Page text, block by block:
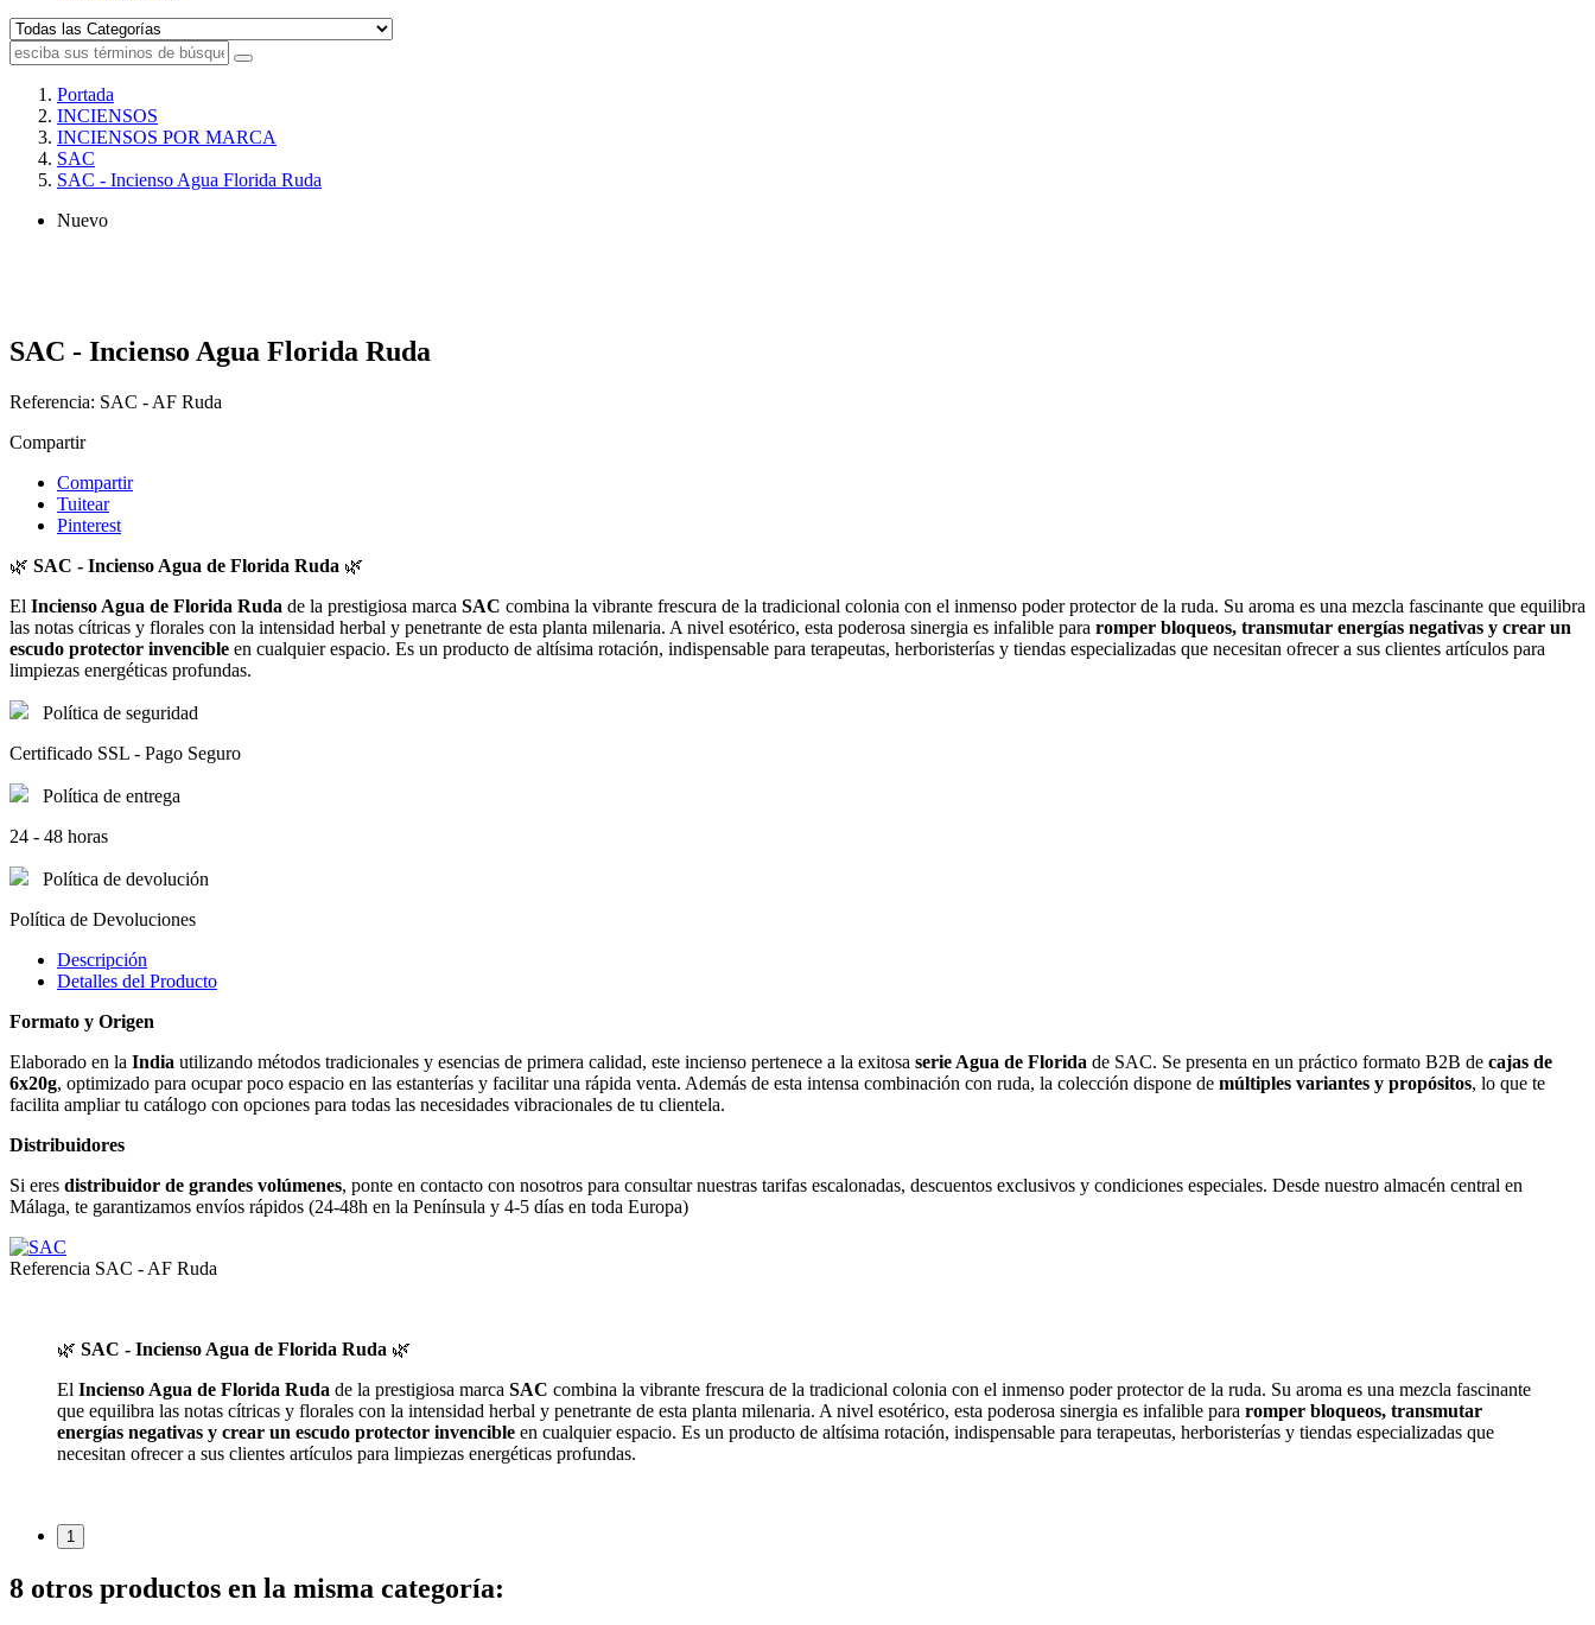
Portada
INCIENSOS
INCIENSOS POR MARCA
SAC
SAC - Incienso Agua Florida Ruda
Nuevo
SAC - Incienso Agua Florida Ruda
Referencia: SAC - AF Ruda
Compartir
Compartir
Tuitear
Pinterest
🌿 SAC - Incienso Agua de Florida Ruda 🌿
El Incienso Agua de Florida Ruda de la prestigiosa marca SAC combina la vibrante frescura de la tradicional colonia con el inmenso poder protector de la ruda. Su aroma es una mezcla fascinante que equilibra
las notas cítricas y florales con la intensidad herbal y penetrante de esta planta milenaria. A nivel esotérico, esta poderosa sinergia es infalible para romper bloqueos, transmutar energías negativas y crear un
escudo protector invencible en cualquier espacio. Es un producto de altísima rotación, indispensable para terapeutas, herboristerías y tiendas especializadas que necesitan ofrecer a sus clientes artículos para
limpiezas energéticas profundas.
Política de seguridad
Certificado SSL - Pago Seguro
Política de entrega
24 - 48 horas
Política de devolución
Política de Devoluciones
Descripción
Detalles del Producto
Formato y Origen
Elaborado en la India utilizando métodos tradicionales y esencias de primera calidad, este incienso pertenece a la exitosa serie Agua de Florida de SAC. Se presenta en un práctico formato B2B de cajas de
6x20g, optimizado para ocupar poco espacio en las estanterías y facilitar una rápida venta. Además de esta intensa combinación con ruda, la colección dispone de múltiples variantes y propósitos, lo que te
facilita ampliar tu catálogo con opciones para todas las necesidades vibracionales de tu clientela.
Distribuidores
Si eres distribuidor de grandes volúmenes, ponte en contacto con nosotros para consultar nuestras tarifas escalonadas, descuentos exclusivos y condiciones especiales. Desde nuestro almacén central en
Málaga, te garantizamos envíos rápidos (24-48h en la Península y 4-5 días en toda Europa)
Referencia SAC - AF Ruda
🌿 SAC - Incienso Agua de Florida Ruda 🌿
El Incienso Agua de Florida Ruda de la prestigiosa marca SAC combina la vibrante frescura de la tradicional colonia con el inmenso poder protector de la ruda. Su aroma es una mezcla fascinante
que equilibra las notas cítricas y florales con la intensidad herbal y penetrante de esta planta milenaria. A nivel esotérico, esta poderosa sinergia es infalible para romper bloqueos, transmutar
energías negativas y crear un escudo protector invencible en cualquier espacio. Es un producto de altísima rotación, indispensable para terapeutas, herboristerías y tiendas especializadas que
necesitan ofrecer a sus clientes artículos para limpiezas energéticas profundas.
1
8 otros productos en la misma categoría: